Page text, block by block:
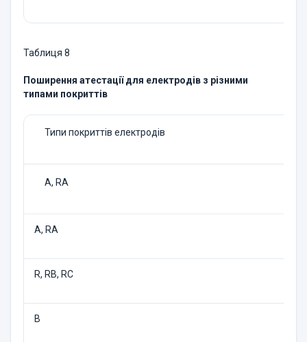
Таблиця 8
Поширення атестації для електродiв з різними
типами покриттів
Типи покриттiв електродiв
A, RA
A, RA
R, RB, RC
B